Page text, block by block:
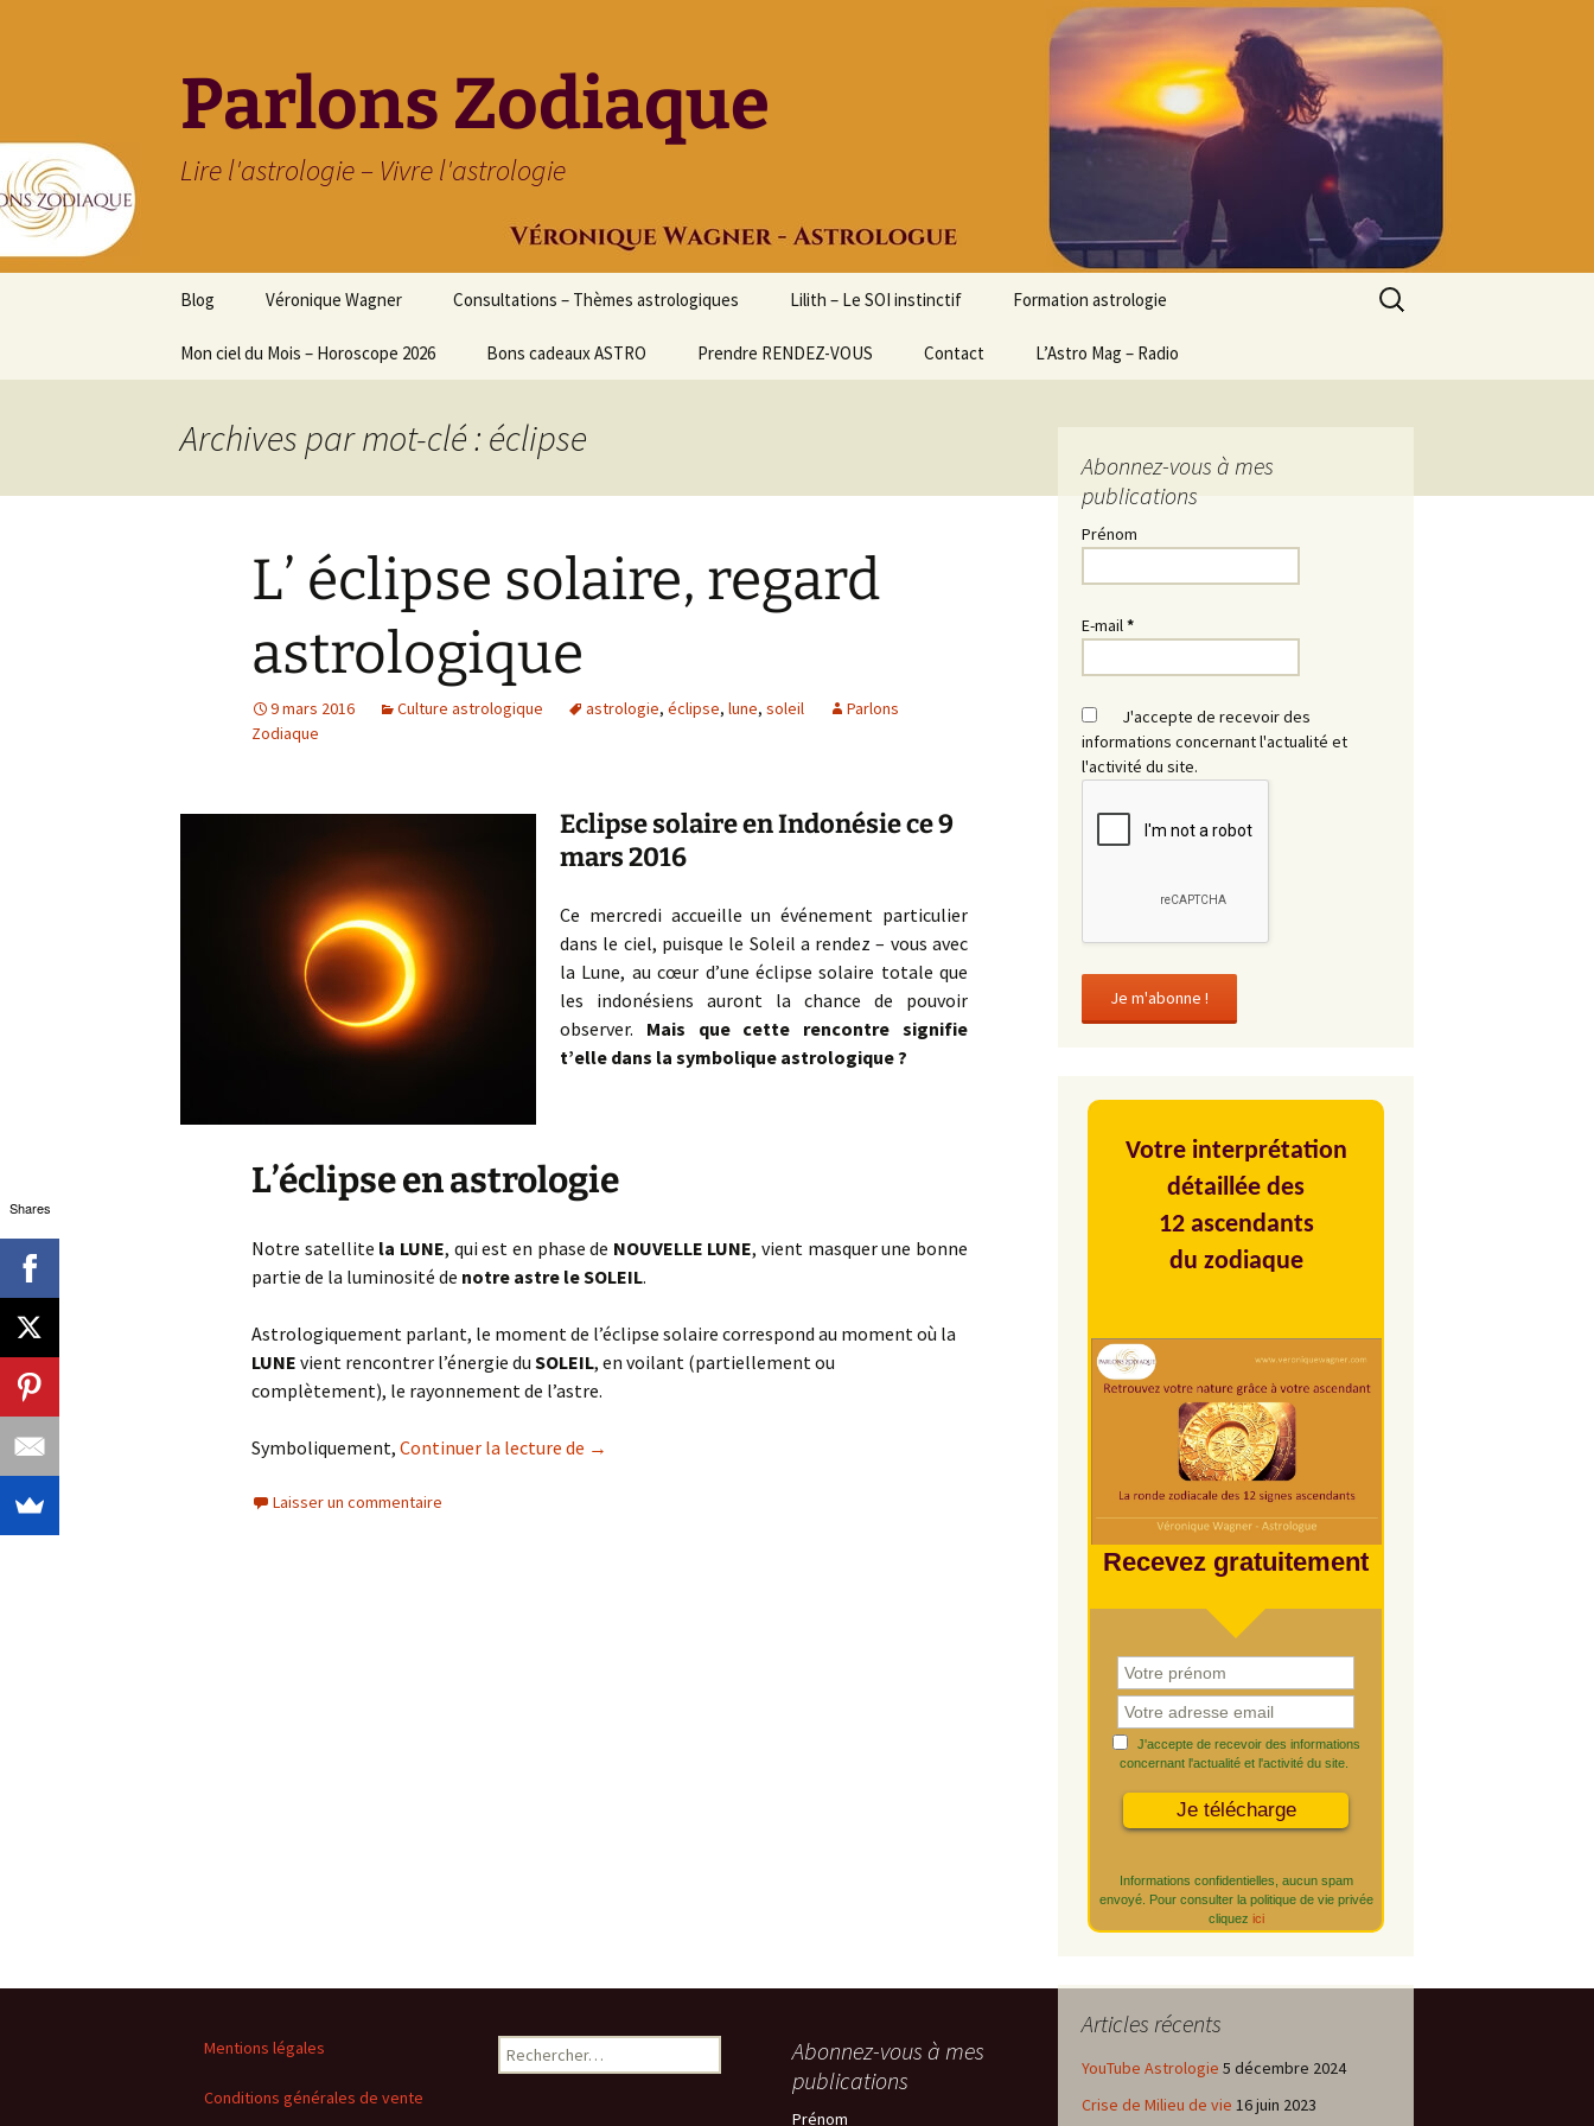
Parlons Zodiaque
Lire l'astrologie – Vivre l'astrologie
contenu
Blog Véronique Wagner Consultations – Thèmes astrologiques Lilith – Le SOI instinctif Formation astrologie
Initiation à l’ASTROLOGIE
Stage découverte
Formation en ligne
Astrologie
Mon ciel du Mois – Horoscope 2026 Bons cadeaux ASTRO Prendre RENDEZ-VOUS Contact L’Astro Mag – Radio
Rechercher :
Archives par mot-clé : éclipse
L’ éclipse solaire, regard
astrologique
9 mars 2016 Culture astrologique astrologie, éclipse, lune, soleil
Parlons
Zodiaque
Eclipse solaire en Indonésie ce 9
mars 2016
Ce mercredi accueille un événement particulier
dans le ciel, puisque le Soleil a rendez – vous avec
la Lune, au cœur d’une éclipse solaire totale que
les indonésiens auront la chance de pouvoir
observer. Mais que cette rencontre signifie
t’elle dans la symbolique astrologique ?
L’éclipse en astrologie
Notre satellite la LUNE, qui est en phase de NOUVELLE LUNE, vient masquer une bonne
partie de la luminosité de notre astre le SOLEIL.
Astrologiquement parlant, le moment de l’éclipse solaire correspond au moment où la
LUNE vient rencontrer l’énergie du SOLEIL, en voilant (partiellement ou
complètement), le rayonnement de l’astre.
Symboliquement, Continuer la lecture de L’ éclipse solaire, regard astrologique
→
Laisser un commentaire
Abonnez-vous à mes
publications
Prénom
E-mail*
J'accepte de recevoir des
informations concernant l'actualité et
l'activité du site.
Votre interprétation
détaillée des
12 ascendants
du zodiaque
Recevez gratuitement
J'accepte de recevoir des informations
concernant l'actualité et l'activité du site.
Informations confidentielles, aucun spam
envoyé. Pour consulter la politique de vie privée
cliquez ici
Articles récents
YouTube Astrologie 5 décembre 2024
Crise de Milieu de vie 16 juin 2023
Mentions légales
Conditions générales de vente
Rechercher :
Abonnez-vous à mes
publications
Prénom
Shares